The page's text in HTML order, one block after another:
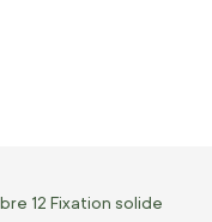
12 Fixation solide